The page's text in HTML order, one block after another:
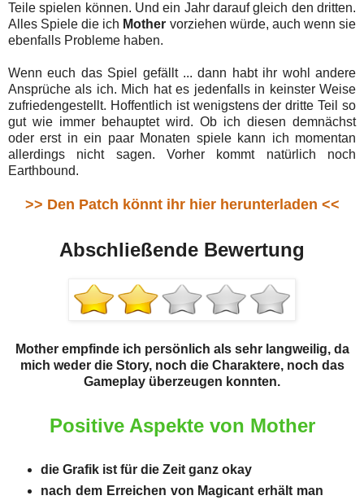
Teile spielen können. Und ein Jahr darauf gleich den dritten.
Alles Spiele die ich Mother vorziehen würde, auch wenn sie
ebenfalls Probleme haben.
Wenn euch das Spiel gefällt ... dann habt ihr wohl andere
Ansprüche als ich. Mich hat es jedenfalls in keinster Weise
zufriedengestellt. Hoffentlich ist wenigstens der dritte Teil so
gut wie immer behauptet wird. Ob ich diesen demnächst
oder erst in ein paar Monaten spiele kann ich momentan
allerdings nicht sagen. Vorher kommt natürlich noch
Earthbound.
>> Den Patch könnt ihr hier herunterladen <<
Abschließende Bewertung
Mother empfinde ich persönlich als sehr langweilig, da
mich weder die Story, noch die Charaktere, noch das
Gameplay überzeugen konnten.
Positive Aspekte von Mother
die Grafik ist für die Zeit ganz okay
nach dem Erreichen von Magicant erhält man